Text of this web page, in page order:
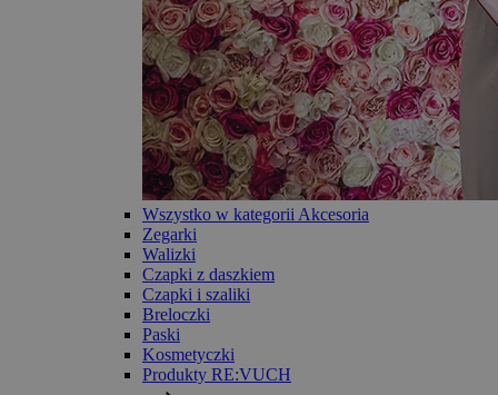
Wszystko w kategorii Akcesoria
Zegarki
Walizki
Czapki z daszkiem
Czapki i szaliki
Breloczki
Paski
Kosmetyczki
Produkty RE:VUCH